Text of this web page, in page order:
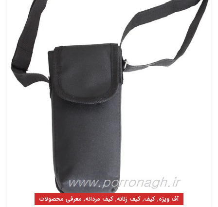
آف ویژه, کیف, کیف زنانه, کیف مردانه, معرفی محصولات